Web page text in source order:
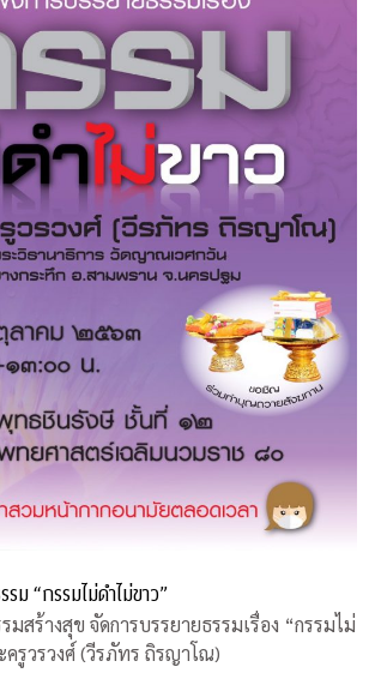
ม “กรรมไม่ดำไม่ขาว”
มสร้างสุข จัดการบรรยายธรรมเรื่อง “กรรมไม่
ครูวรวงศ์ (วีรภัทร ถิรญาโณ)